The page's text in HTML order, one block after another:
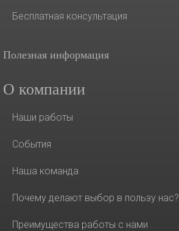
Бесплатная консультация
Полезная информация
О компании
Наши работы
События
Наша команда
Почему делают выбор в пользу нас?
Преимущества работы с нами